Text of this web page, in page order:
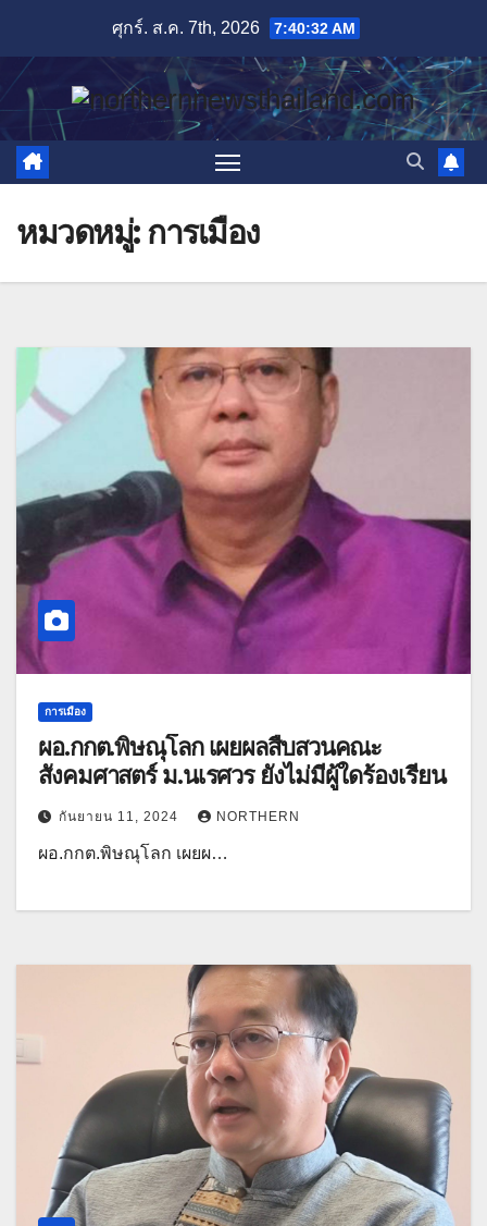
content
ศุกร์. ส.ค. 7th, 2026 7:40:34 AM
หมวดหมู่:การเมือง
การเมือง
ผอ.กกต.พิษณุโลก เผยผลสืบสวนคณะ
สังคมศาสตร์ ม.นเรศวร ยังไม่มีผู้ใดร้องเรียน
กันยายน 11, 2024 NORTHERN
ผอ.กกต.พิษณุโลก เผยผ…